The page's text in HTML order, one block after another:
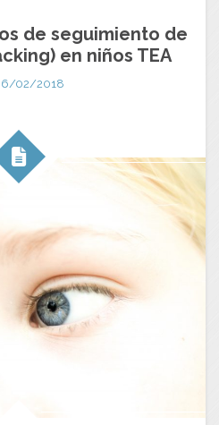
de seguimiento de
en niños TEA
02/2018